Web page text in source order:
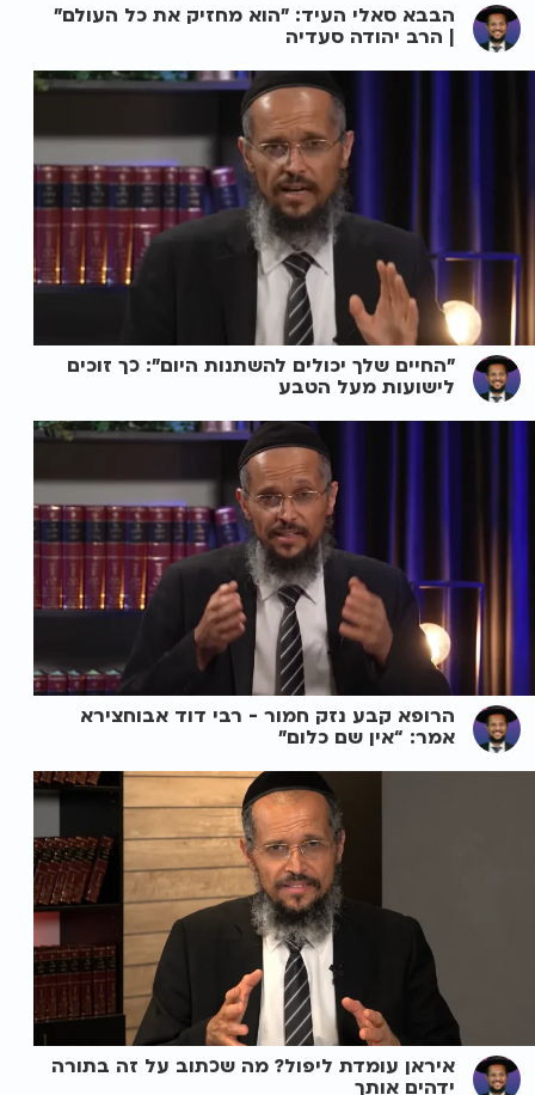
הבבא סאלי העיד: "הוא מחזיק את כל העולם"
| הרב יהודה סעדיה
"החיים שלך יכולים להשתנות היום": כך זוכים
לישועות מעל הטבע
הרופא קבע נזק חמור - רבי דוד אבוחצירא
אמר: “אין שם כלום”
איראן עומדת ליפול? מה שכתוב על זה בתורה
ידהים אותך